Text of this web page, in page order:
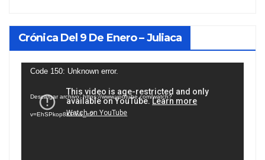
Crónica Del 9 De Enero – Juliaca
Reproductor
vídeo
Code 150: Unknown error.
Descargar archivo: https://www.youtube.com/watch?
v=EhSPkop8KPY&_=2